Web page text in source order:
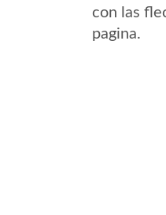
con las
pagina.